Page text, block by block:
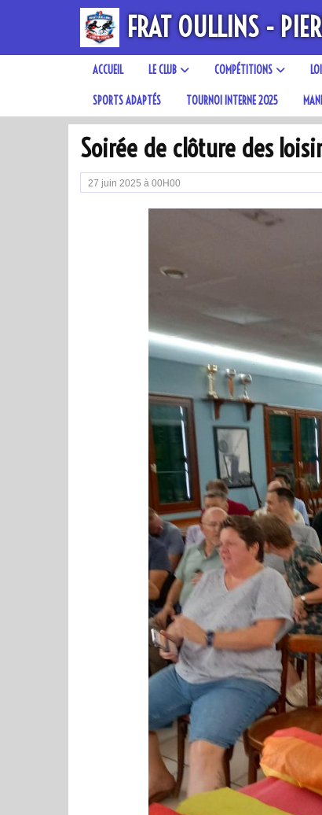
FRAT OULLINS -
ACCUEIL LE CLUB COMPÉTITIONS
SPORTS ADAPTÉS TOURNOI INTERNE 2025
Soirée de clôture des
27 juin 2025 à 00H00
Panneau de gestion des cookies